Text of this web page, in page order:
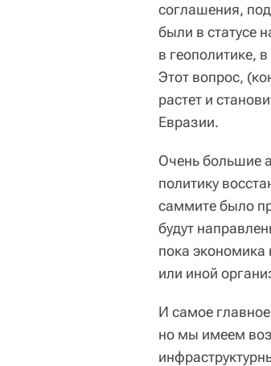
соглашения,
были в статусе
в геополитике,
Этот вопрос,
растет и
Евразии.
Очень большие
политику
саммите было
будут
пока экономика
или иной
И самое
но мы имеем